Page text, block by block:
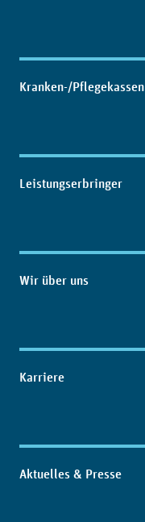
Kranken-/Pflegekassen
Leistungserbringer
Wir über uns
Karriere
Aktuelles & Presse